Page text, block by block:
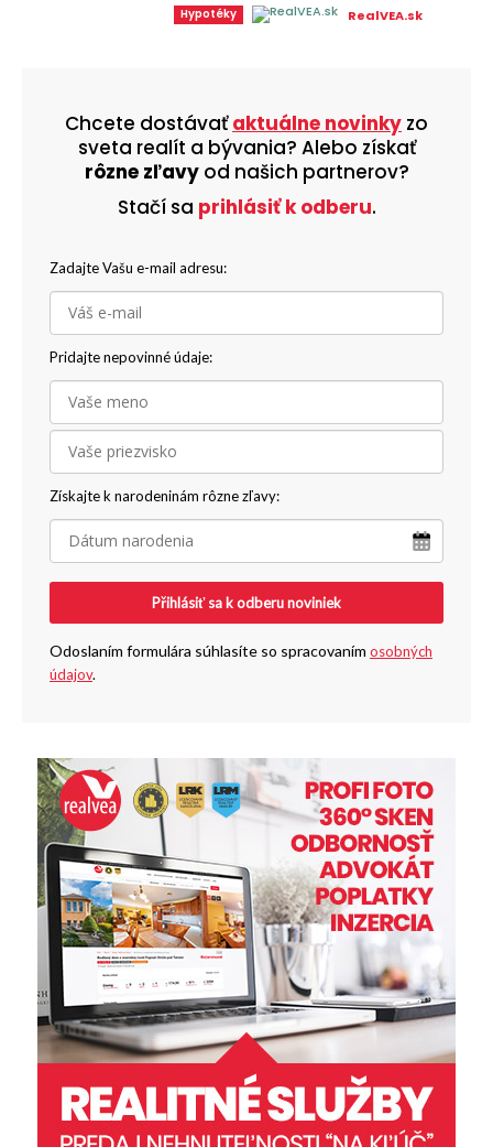
Hypotéky RealVEA.sk
Chcete dostávaťaktuálne novinky zo
sveta realít a bývania? Alebo získať
rôzne zľavy od našich partnerov?
Stačí sa prihlásiť k odberu.
Zadajte Vašu e-mail adresu:
Pridajte nepovinné údaje:
Získajte k narodeninám rôzne zľavy:
Přihlásiť sa k odberu noviniek
Odoslaním formulára súhlasíte so spracovaním osobných
údajov.